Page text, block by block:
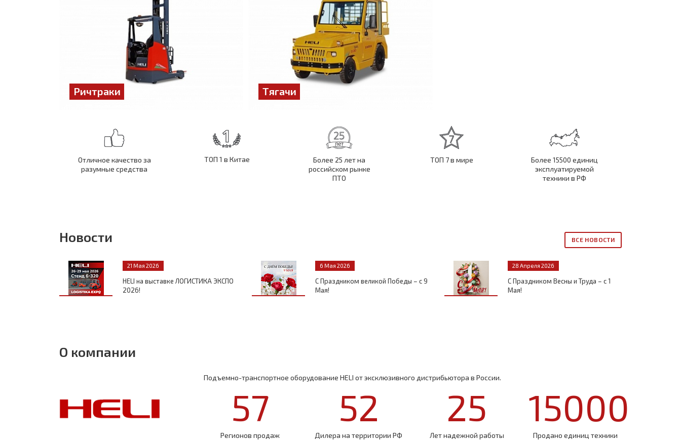
Ричтраки Тягачи
Отличное качество за
разумные средства
ТОП 1 в Китае
Более 25 лет на
российском рынке
ПТО
ТОП 7 в мире
Более 15500 единиц
эксплуатируемой
техники в РФ
ВСЕ НОВОСТИ
Новости
21 Мая 2026
HELI на выставке ЛОГИСТИКА ЭКСПО
2026!
6 Мая 2026
С Праздником великой Победы – с 9
Мая!
28 Апреля 2026
С Праздником Весны и Труда – с 1
Мая!
О компании
Подъемно-транспортное оборудование HELI от эксклюзивного дистрибьютора в России.
57
Регионов продаж
52
Дилера на территории РФ
25
Лет надежной работы
15000
Продано единиц техники